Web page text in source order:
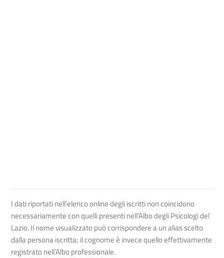
I dati riportati nell'elenco online degli iscritti non coincidono
necessariamente con quelli presenti nell’Albo degli Psicologi del
Lazio. Il nome visualizzato può corrispondere a un alias scelto
dalla persona iscritta; il cognome è invece quello effettivamente
registrato nell’Albo professionale.